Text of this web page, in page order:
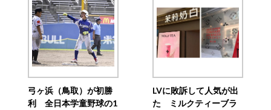
弓ヶ浜（鳥取）が初勝
利 全日本学童野球の1
LVに敗訴して人気が出
た ミルクティーブラ